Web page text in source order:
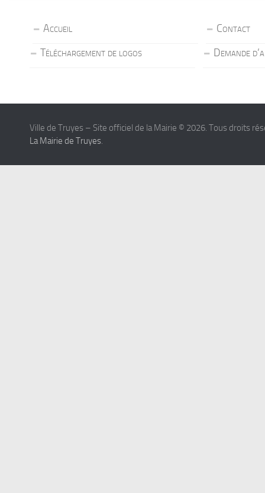
Accueil
Contact
Téléchargement de logos
Demande
Ville de Truyes – Site officiel de la Mairie © 2026. Tous droits
La Mairie de Truyes.